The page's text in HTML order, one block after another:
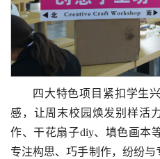
四大特色项目紧扣学生
感，让周末校园焕发别样活
作、干花扇子diy、填色画本
专注构思、巧手制作，纷纷